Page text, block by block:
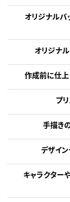
オリジナルバ
オリジナ
作成前に仕上
プ
手描き
デザイ
キャラクター